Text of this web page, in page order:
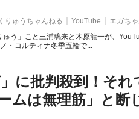
りゅうちゃんねる YouTube
エガち
う」こと三浦璃来と木原龍一が、
・コルティナ冬季五輪で...
に批判殺到！それ
ムは無理筋」と断